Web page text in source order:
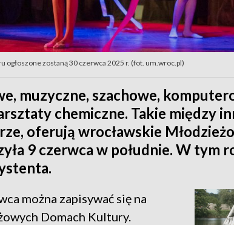
ogłoszone zostaną 30 czerwca 2025 r. (fot. um.wroc.pl)
muzyczne, szachowe,
chemiczne. Takie między
oferują wrocławskie
9 czerwca w południe. W tym
można zapisywać się na
Domach Kultury.